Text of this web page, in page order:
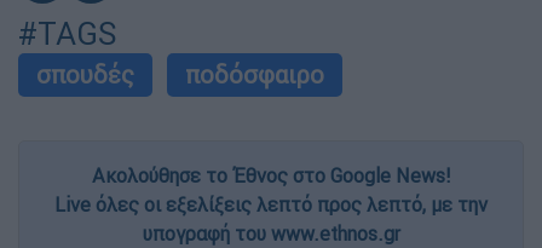
#TAGS
σπουδές ποδόσφαιρο
Ακολούθησε το Έθνος στο Google News!
Live όλες οι εξελίξεις λεπτό προς λεπτό, με την
υπογραφή του www.ethnos.gr